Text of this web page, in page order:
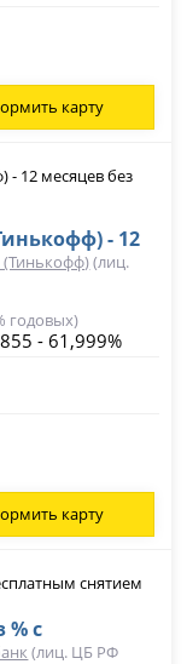
карту
- 12
(Тинькофф)(лиц.
годовых)
- 61,999%
карту
% с
(лиц. ЦБ РФ